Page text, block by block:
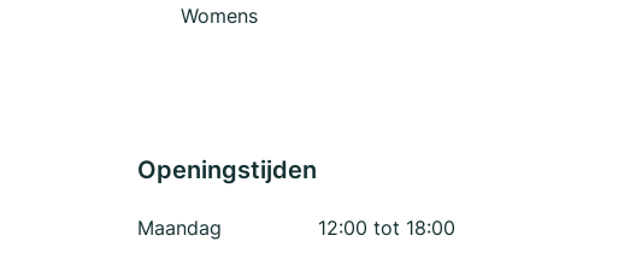
Womens
Openingstijden
Maandag
12:00 tot 18:00